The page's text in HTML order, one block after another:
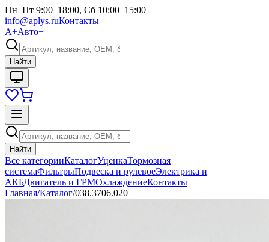
Пн–Пт 9:00–18:00, Сб 10:00–15:00
info@aplys.ruКонтакты
А+Авто+
Найти
Найти
Все категорииКаталогУценкаТормозная
системаФильтрыПодвеска и рулевоеЭлектрика и
АКБДвигатель и ГРМОхлаждениеКонтакты
Главная/Каталог/038.3706.020